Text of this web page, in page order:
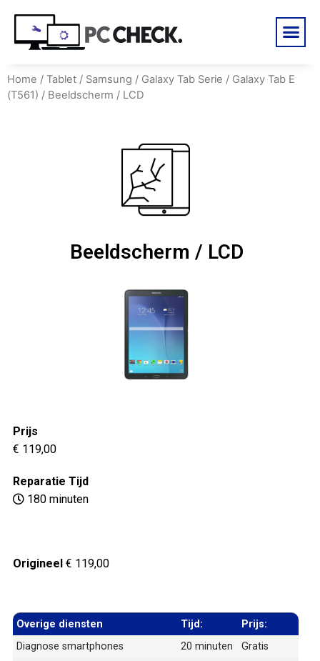
Home / Tablet / Samsung / Galaxy Tab Serie / Galaxy Tab E
(T561) / Beeldscherm / LCD
Beeldscherm / LCD
Prijs
€ 119,00
Reparatie Tijd
180 minuten
Origineel € 119,00
Overige diensten Tijd:
Prijs:
Diagnose smartphones
20 minuten
Gratis